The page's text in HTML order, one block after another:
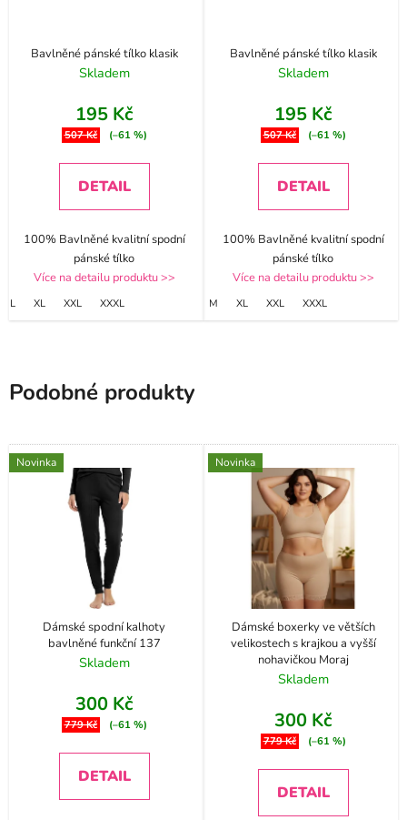
Bavlněné pánské tílko klasik
Skladem
195 Kč
507 Kč (–61 %)
DETAIL
100% Bavlněné kvalitní spodní
pánské tílko
Více na detailu produktu >>
L XL XXL XXXL
Bavlněné pánské tílko klasik
Skladem
195 Kč
507 Kč (–61 %)
DETAIL
100% Bavlněné kvalitní spodní
pánské tílko
Více na detailu produktu >>
M XL XXL XXXL
Podobné produkty
Novinka
Dámské spodní kalhoty
bavlněné funkční 137
Skladem
300 Kč
779 Kč (–61 %)
DETAIL
Novinka
Dámské boxerky ve větších
velikostech s krajkou a vyšší
nohavičkou Moraj
Skladem
300 Kč
779 Kč (–61 %)
DETAIL